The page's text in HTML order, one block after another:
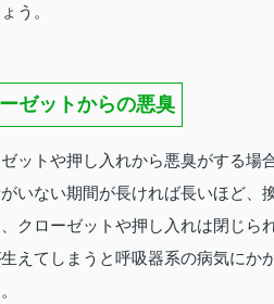
う。
ゼットからの悪臭
ットや押し入れから悪臭がする場
いない期間が長ければ長いほど、
クローゼットや押し入れは閉じら
えてしまうと呼吸器系の病気にか